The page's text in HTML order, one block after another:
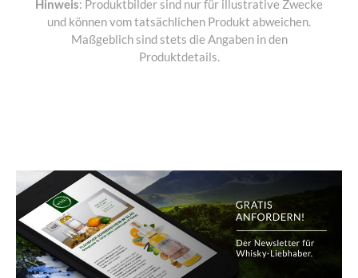
Hinweis: Produktbilder sind nur für illustrative Zwecke
und können vom tatsächlichen Produkt abweichen.
Maßgeblich sind stets die Angaben in den
Produktdetails.